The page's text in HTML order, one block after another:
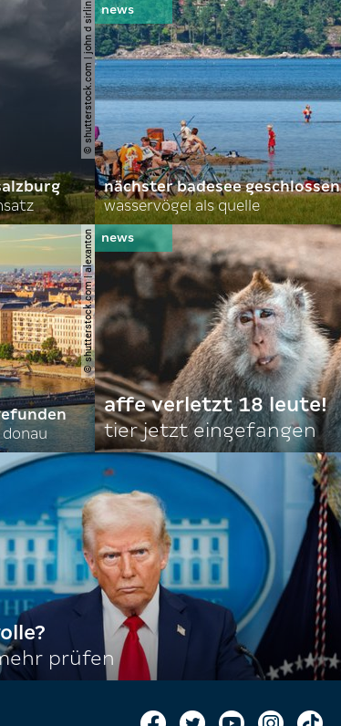
© shutterstock.com | john d sirlin
nächster badesee geschlossen
wasservögel als quelle
© shutterstock.com | alexanton
affe verletzt 18 leute!
tier jetzt eingefangen
prüfen